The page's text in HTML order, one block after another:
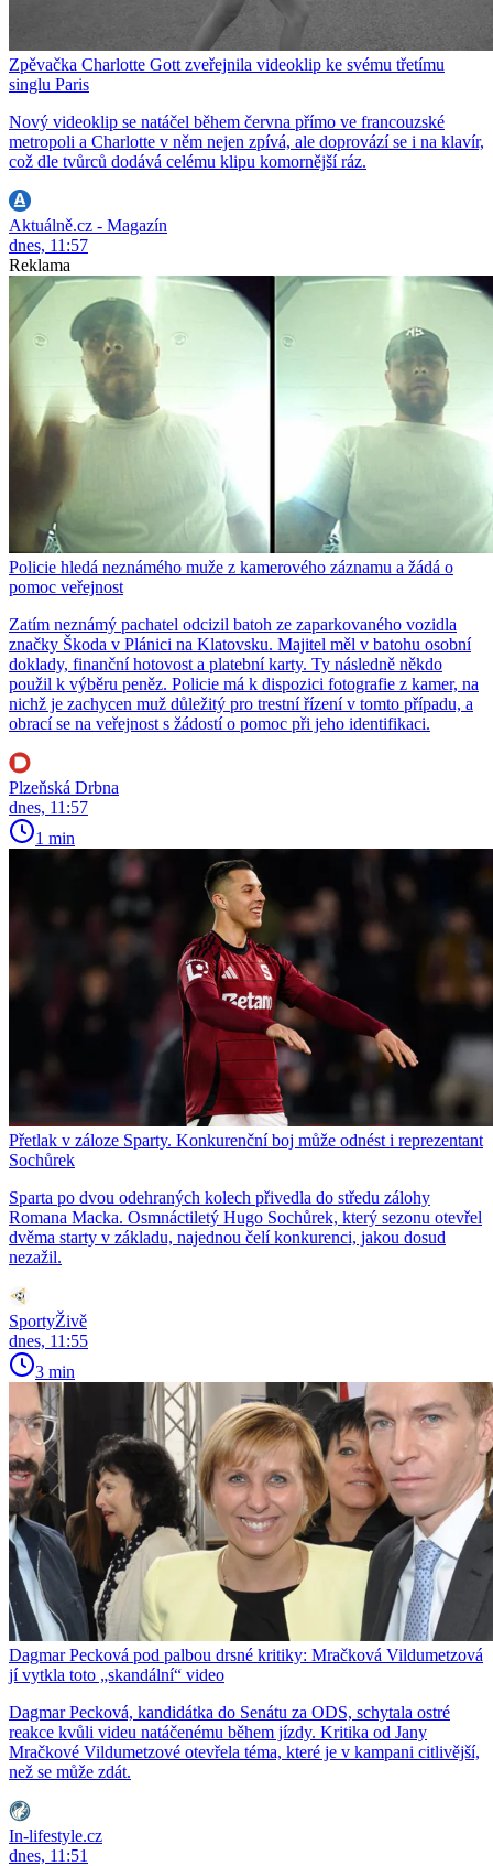
Zpěvačka Charlotte Gott zveřejnila videoklip ke svému třetímu
singlu Paris
Nový videoklip se natáčel během června přímo ve francouzské
metropoli a Charlotte v něm nejen zpívá, ale doprovází se i na klavír,
což dle tvůrců dodává celému klipu komornější ráz.
Aktuálně.cz - Magazín
dnes, 11:57
Reklama
Policie hledá neznámého muže z kamerového záznamu a žádá o
pomoc veřejnost
Zatím neznámý pachatel odcizil batoh ze zaparkovaného vozidla
značky Škoda v Plánici na Klatovsku. Majitel měl v batohu osobní
doklady, finanční hotovost a platební karty. Ty následně někdo
použil k výběru peněz. Policie má k dispozici fotografie z kamer, na
nichž je zachycen muž důležitý pro trestní řízení v tomto případu, a
obrací se na veřejnost s žádostí o pomoc při jeho identifikaci.
Plzeňská Drbna
dnes, 11:57
1 min
Přetlak v záloze Sparty. Konkurenční boj může odnést i reprezentant
Sochůrek
Sparta po dvou odehraných kolech přivedla do středu zálohy
Romana Macka. Osmnáctiletý Hugo Sochůrek, který sezonu otevřel
dvěma starty v základu, najednou čelí konkurenci, jakou dosud
nezažil.
SportyŽivě
dnes, 11:55
3 min
Dagmar Pecková pod palbou drsné kritiky: Mračková Vildumetzová
jí vytkla toto „skandální“ video
Dagmar Pecková, kandidátka do Senátu za ODS, schytala ostré
reakce kvůli videu natáčenému během jízdy. Kritika od Jany
Mračkové Vildumetzové otevřela téma, které je v kampani citlivější,
než se může zdát.
In-lifestyle.cz
dnes, 11:51